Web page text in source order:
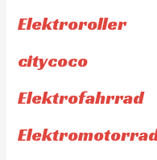
Elektroroller
citycoco
Elektrofahrrad